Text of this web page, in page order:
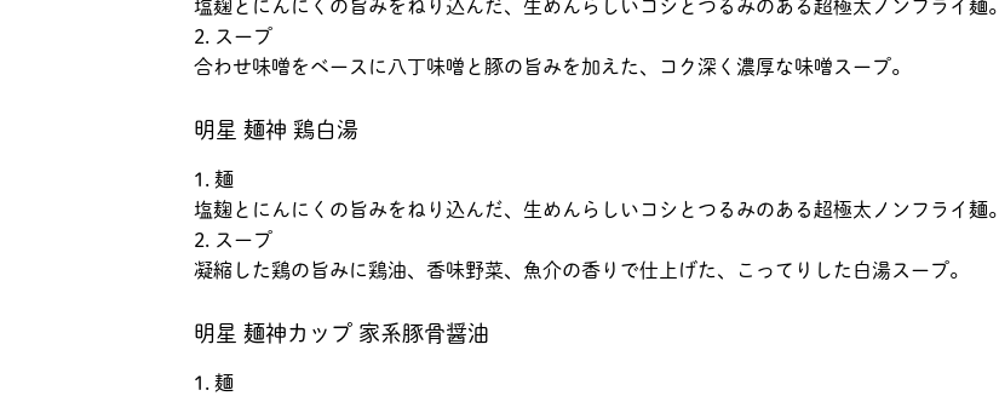
塩麹とにんにくの旨みをねり込んだ、生めんらしいコシとつるみのある超極太ノンフライ麺。
2. スープ
合わせ味噌をベースに八丁味噌と豚の旨みを加えた、コク深く濃厚な味噌スープ。
明星 麺神 鶏白湯
1. 麺
塩麹とにんにくの旨みをねり込んだ、生めんらしいコシとつるみのある超極太ノンフライ麺。
2. スープ
凝縮した鶏の旨みに鶏油、香味野菜、魚介の香りで仕上げた、こってりした白湯スープ。
明星 麺神カップ 家系豚骨醤油
1. 麺